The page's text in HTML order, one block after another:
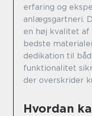
erfaring og
anlægsgartneri.
en høj kvalitet af
bedste
dedikation til
funktionalitet
der overskrider
Hvordan